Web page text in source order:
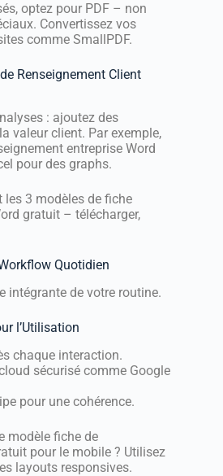
optez pour PDF – non
Convertissez vos
comme SmallPDF.
Renseignement Client
: ajoutez des
valeur client. Par exemple,
entreprise Word
pour des graphs.
3 modèles de fiche
gratuit – télécharger,
Quotidien
intégrante de votre routine.
l’Utilisation
chaque interaction.
sécurisé comme Google
pour une cohérence.
modèle fiche de
pour le mobile ? Utilisez
layouts responsives.